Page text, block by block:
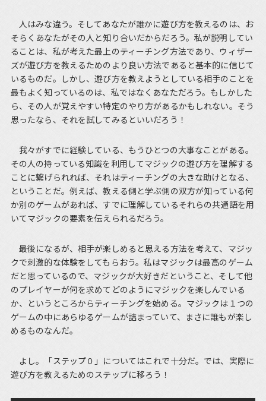
人はみな違う。そしてあなたが誰かに遊び方を教えるのは、お
そらくあなたがその人と知り合いだからだろう。私が説明してい
ることは、私が考えた最上のティーチング方法であり、ウィザー
ズが遊び方を教えるためのより良い方法であると基本的に信じて
いるものだ。しかし、遊び方を教えようとしている相手のことを
最もよく知っているのは、私ではなくあなただろう。もしかした
ら、その人が覚えやすい特定のやり方があるかもしれない。そう
思ったなら、それを試してみるといいだろう！
我々がすでに経験している、もうひとつの大事なことがある。
その人の持っている知識を利用してマジックの遊び方を理解する
ことに繋げられれば、それはティーチングの大きな助けとなる、
ということだ。例えば、教える側と学ぶ側の双方が知っている何
か別のゲームがあれば、すでに理解しているそれらの共通語を用
いてマジックの要素を伝えられるだろう。
最後になるが、相手が楽しめると思える方法を考えて、マジッ
クで刺激的な体験をしてもらおう。私はマジックは最高のゲーム
だと思っているので、マジックが大好きだということ、そして他
のプレイヤーが何を求めてどのようにマジックを楽しんでいる
か、というところからティーチングを始める。マジックは１つの
ゲームの中にあらゆるゲームが詰まっていて、まさに誰もが楽し
めるものなんだ。
よし。「ステップ０」についてはこれで十分だ。では、実際に
遊び方を教えるためのステップに移ろう！